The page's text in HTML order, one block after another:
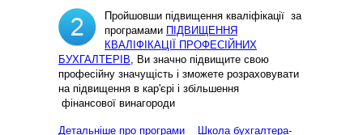
Пройшовши підвищення кваліфікації за
програмами ПІДВИЩЕННЯ
КВАЛІФІКАЦІЇ ПРОФЕСІЙНИХ
БУХГАЛТЕРІВ, Ви значно підвищите свою
професійну значущість і зможете розраховувати
на підвищення в кар'єрі і збільшення
фінансової винагороди
Детальніше про програми
Школа бухгалтера-